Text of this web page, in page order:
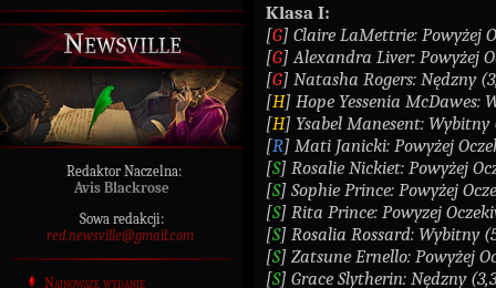
Newsville
Redaktor Naczelna:
Avis Blackrose
Sowa redakcji:
red.newsville@gmail.com
Najnowsze wydanie
Klasa I:
[G] Claire LaMettrie: Powyżej
[G] Alexandra Liver: Powyżej
[G] Natasha Rogers: Nędzny
[H] Hope Yessenia McDawes:
[H] Ysabel Manesent: Wybitny
[R] Mati Janicki: Powyżej
[S] Rosalie Nickiet: Powyżej
[S] Sophie Prince: Powyżej
[S] Rita Prince: Powyzej
[S] Rosalia Rossard: Wybitny
[S] Zatsune Ernello: Powyżej
[S] Grace Slytherin: Nędzny